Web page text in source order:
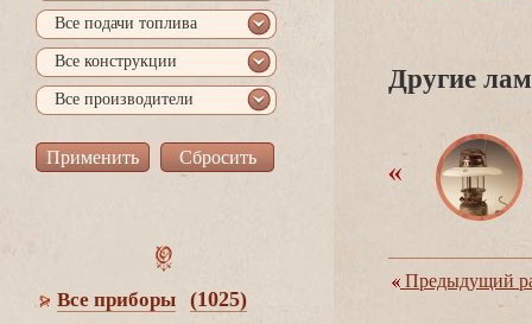
се подачи топлива
се конструкции
се производители
се приборы (1025)
Другие
Предыдущий